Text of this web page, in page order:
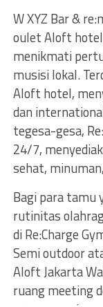
W XYZ Bar &
oulet Aloft
menikmati
musisi lokal.
Aloft hotel,
dan
tegesa-gesa,
24/7,
sehat,
Bagi para tamu
rutinitas
di Re:Charge
Semi outdoor
Aloft Jakarta
ruang meeting